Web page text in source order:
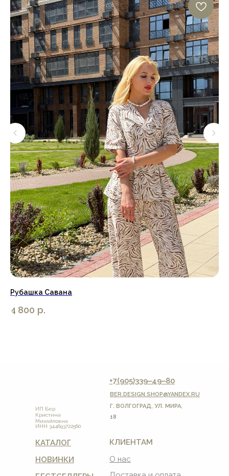
Рубашка Савана
4 800 р.
О нас
КЛИЕНТАМ
НОВИНКИ
КАТАЛОГ
BER.DESIGN.SHOP@YANDEX.RU
Г. ВОЛГОГРАД, УЛ. МИРА,
18
+7(905)339‒49‒80
ИНН 344693722560
ИП Бер
Кристина
Михайловна